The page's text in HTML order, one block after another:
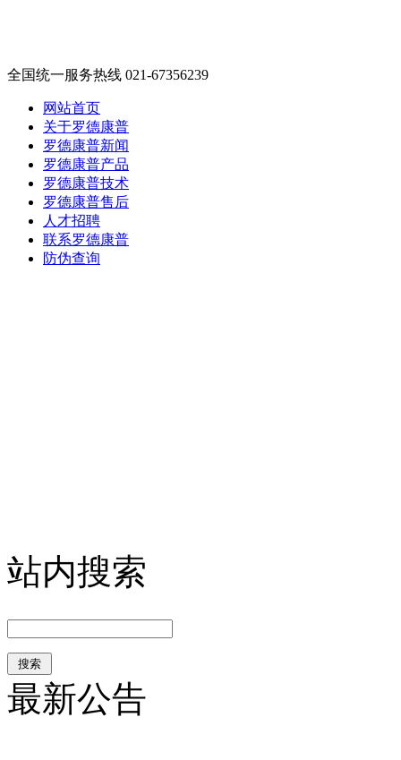
全国统一服务热线 021-67356239
网站首页
关于罗德康普
罗德康普新闻
罗德康普产品
罗德康普技术
罗德康普售后
人才招聘
联系罗德康普
防伪查询
站内搜索
最新公告